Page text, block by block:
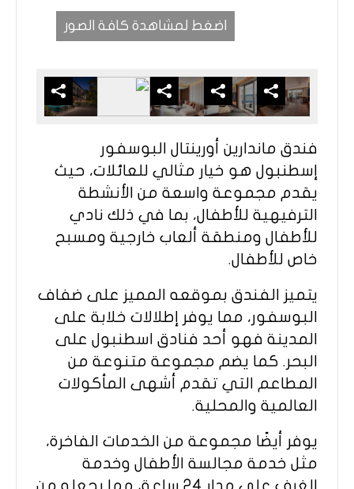
اضغط لمشاهدة كافة الصور
فندق ماندارين أورينتال البوسفور
إسطنبول هو خيار مثالي للعائلات، حيث
يقدم مجموعة واسعة من الأنشطة
الترفيهية للأطفال، بما في ذلك نادي
للأطفال ومنطقة ألعاب خارجية ومسبح
خاص للأطفال.
يتميز الفندق بموقعه المميز على ضفاف
البوسفور، مما يوفر إطلالات خلابة على
المدينة فهو أحد فنادق اسطنبول على
البحر. كما يضم مجموعة متنوعة من
المطاعم التي تقدم أشهى المأكولات
العالمية والمحلية.
يوفر أيضًا مجموعة من الخدمات الفاخرة،
مثل خدمة مجالسة الأطفال وخدمة
الغرف على مدار 24 ساعة، مما يجعله من